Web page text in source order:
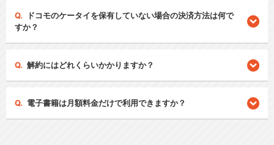
ドコモのケータイを保有していない場合の決済方法は何で
すか？
解約にはどれくらいかかりますか？
電子書籍は月額料金だけで利用できますか？